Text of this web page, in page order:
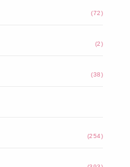
(72)
(2)
(38)
(254)